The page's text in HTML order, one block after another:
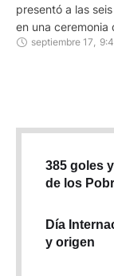
presentó a las
en una ceremonia
de septiembre de
septiembre 17
385 goles
de los
Día
y origen